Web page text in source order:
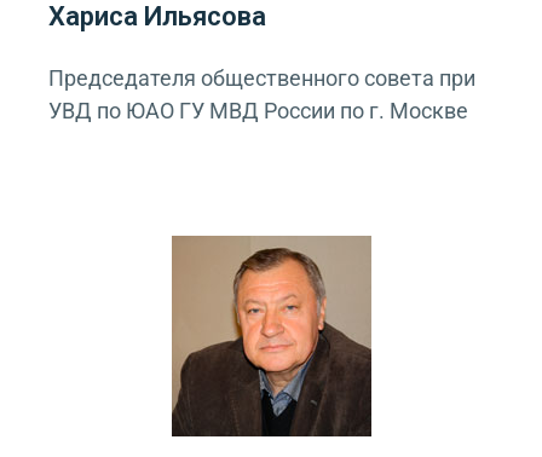
Хариса Ильясова
Председателя общественного совета при
УВД по ЮАО ГУ МВД России по г. Москве